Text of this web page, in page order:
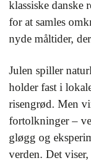
klassiske danske
for at samles
nyde måltider,
Julen spiller
holder fast i
risengrød. Men
fortolkninger –
gløgg og
verden. Det